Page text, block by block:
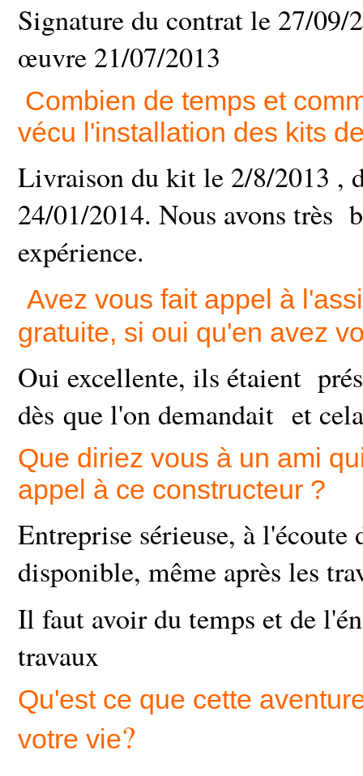
Signature du contrat le 27/09/
œuvre 21/07/2013
Combien de temps et
vécu l'installation des kits
Livraison du kit le 2/8/2013 ,
24/01/2014. Nous avons très
expérience.
Avez vous fait appel à
gratuite, si oui qu'en avez
Oui excellente, ils étaient
dès que l'on demandait et
Que diriez vous à un ami
appel à ce constructeur ?
Entreprise sérieuse, à
disponible, même après les
Il faut avoir du temps et de
travaux
Qu'est ce que cette
votre vie?